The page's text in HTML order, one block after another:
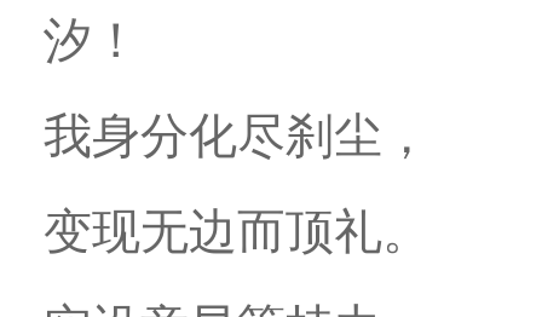
汐！
我身分化尽刹尘，
变现无边而顶礼。